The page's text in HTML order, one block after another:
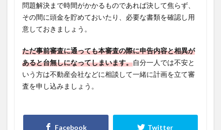
問題解決まで時間がかかるものであれば決して焦らず、
その間に頭金を貯めておいたり、必要な書類を確認し用
意しておきましょう。
ただ事前審査に通っても本審査の際に申告内容と相異が
あると台無しになってしまいます。自分一人では不安と
いう方は不動産会社などに相談して一緒に計画を立て審
査を申し込みましょう。